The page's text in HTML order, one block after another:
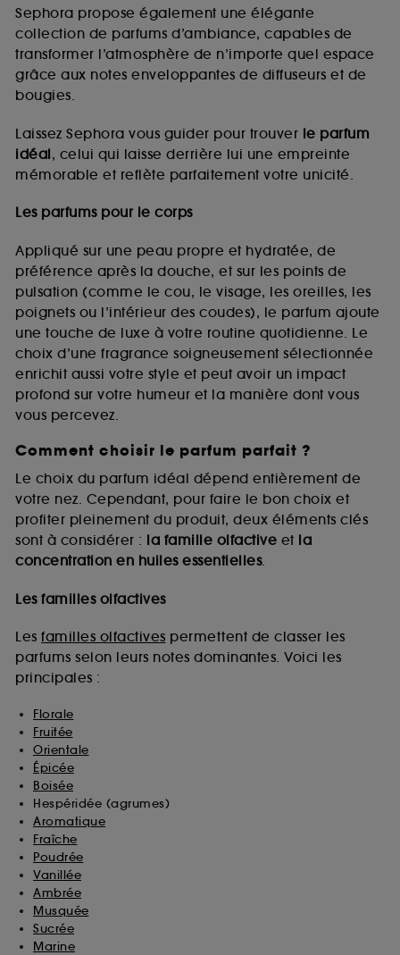
Sephora propose également une élégante
collection de parfums d’ambiance, capables de
transformer l’atmosphère de n’importe quel espace
grâce aux notes enveloppantes de diffuseurs et de
bougies.
Laissez Sephora vous guider pour trouver le parfum
idéal, celui qui laisse derrière lui une empreinte
mémorable et reflète parfaitement votre unicité.
Les parfums pour le corps
Appliqué sur une peau propre et hydratée, de
préférence après la douche, et sur les points de
pulsation (comme le cou, le visage, les oreilles, les
poignets ou l’intérieur des coudes), le parfum ajoute
une touche de luxe à votre routine quotidienne. Le
choix d’une fragrance soigneusement sélectionnée
enrichit aussi votre style et peut avoir un impact
profond sur votre humeur et la manière dont vous
vous percevez.
Comment choisir le parfum parfait ?
Le choix du parfum idéal dépend entièrement de
votre nez. Cependant, pour faire le bon choix et
profiter pleinement du produit, deux éléments clés
sont à considérer : la famille olfactive et la
concentration en huiles essentielles.
Les familles olfactives
Les familles olfactives permettent de classer les
parfums selon leurs notes dominantes. Voici les
principales :
Florale
Fruitée
Orientale
Épicée
Boisée
Hespéridée (agrumes)
Aromatique
Fraîche
Poudrée
Vanillée
Ambrée
Musquée
Sucrée
Marine
de vous plaire via des publicités, y compris sur des
sites tiers et sur les réseaux sociaux, sur la base
des pages que vous avez consultées, de votre
navigation, et de l'historique de vos interactions.
d’en améliorer la performance.
Cookies de sécurisation des paiements en ligne :
fraudes aux moyens de paiement et les
usurpations d’identité.
Cookies fonctionnels :il s’agit de cookies
permettant l’affichage et/ou la fourniture de
certaines fonctionnalités du site, tel que les
cookies d’authentification qui sont utilisés afin de
vous faire bénéficier de l’authentification
prolongée vous permettant d’accéder à votre
compte lors de votre prochaine visite sur le site
sans saisir à nouveau votre identifiant et mot de
passe.
A l'exception des cookies techniques, le dépôt et la
lecture de ces traceurs requiert votre accord. Vous
pouvez personnaliser vos choix concernant le dépôt
de ces cookies grâce au bouton "personnaliser mes
choix" ci-dessous ou décider de "tout accepter".
Sephora pourra associer les informations de
navigation collectées par ces Cookies, pour les
collectées ou générées lors de votre activité en ligne
sur "continuer sans accepter". Voous pouvez à tout
moment choisir de retirer votrte consentement. Si vous
souhaitez obtenir plus d'information sur les cookies
utilisés, cliquez